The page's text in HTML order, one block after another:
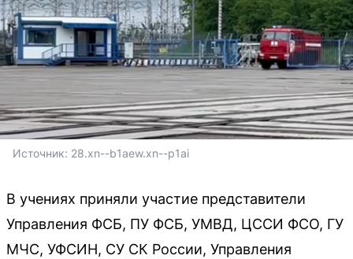
Источник: 28.xn--b1aew.xn--p1ai
В учениях приняли участие представители
Управления ФСБ, ПУ ФСБ, УМВД, ЦССИ ФСО, ГУ
МЧС, УФСИН, СУ СК России, Управления